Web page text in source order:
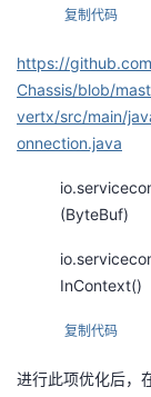
复制代码
https://
Chassis/blob/
vertx/src/main/
onnection.java
(ByteBuf)
InContext()
复制代码
进行此项优化后，